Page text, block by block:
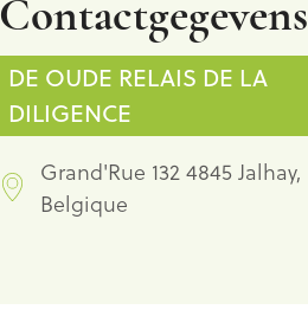
Contactgegevens
DE OUDE RELAIS DE LA
DILIGENCE
Grand'Rue 132 4845 Jalhay,
Belgique